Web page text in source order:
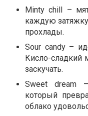
Minty chill –
каждую
прохлады.
Sour candy –
Кисло-сладкий
заскучать.
Sweet dream
который
облако